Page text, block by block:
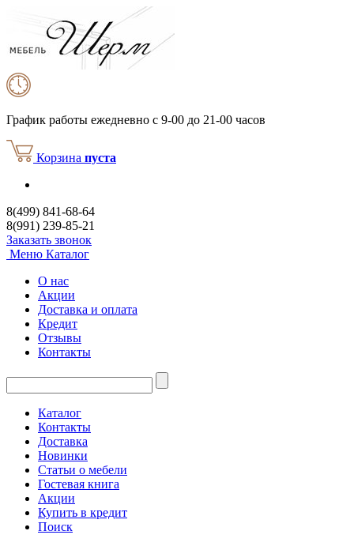
График работы ежедневно с 9-00 до 21-00 часов
Корзина пуста
8(499) 841-68-64
8(991) 239-85-21
Заказать звонок
Меню Каталог
О нас
Акции
Доставка и оплата
Кредит
Отзывы
Контакты
Каталог
Контакты
Доставка
Новинки
Статьи о мебели
Гостевая книга
Акции
Купить в кредит
Поиск